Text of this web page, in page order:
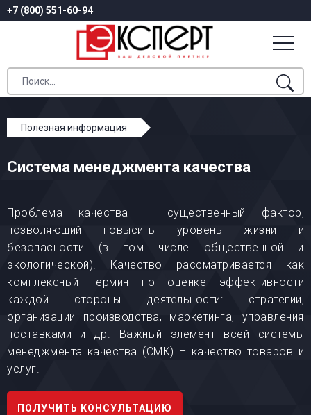
+7 (800) 551-60-94
Полезная информация
Система менеджмента качества
Проблема качества – существенный фактор,
позволяющий повысить уровень жизни и
безопасности (в том числе общественной и
экологической). Качество рассматривается как
комплексный термин по оценке эффективности
каждой стороны деятельности: стратегии,
организации производства, маркетинга, управления
поставками и др. Важный элемент всей системы
менеджмента качества (СМК) – качество товаров и
услуг.
ПОЛУЧИТЬ КОНСУЛЬТАЦИЮ